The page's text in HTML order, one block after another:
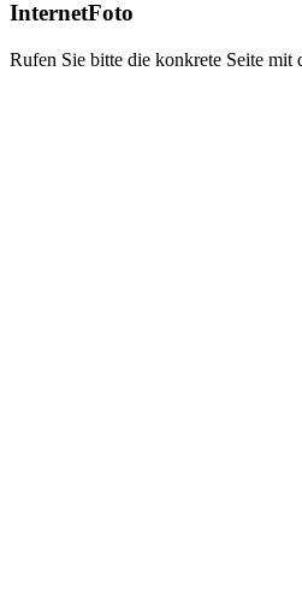
InternetFoto
Rufen Sie bitte die konkrete Seite mit